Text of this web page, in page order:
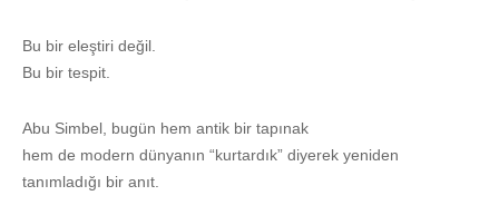
Bu bir eleştiri değil.
Bu bir tespit.
Abu Simbel, bugün hem antik bir tapınak
hem de modern dünyanın “kurtardık” diyerek yeniden
tanımladığı bir anıt.